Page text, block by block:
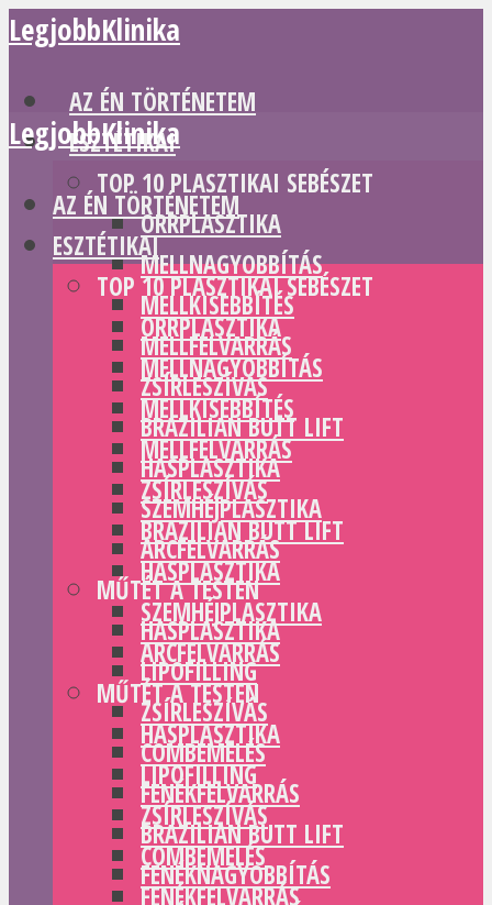
LegjobbKlinika
AZ ÉN TÖRTÉNETEM
ESZTÉTIKAI
TOP 10 PLASZTIKAI SEBÉSZET
ORRPLASZTIKA
MELLNAGYOBBÍTÁS
MELLKISEBBÍTÉS
MELLFELVARRÁS
ZSÍRLESZÍVÁS
BRAZILIAN BUTT LIFT
HASPLASZTIKA
SZEMHÉJPLASZTIKA
ARCFELVARRÁS
MŰTÉT A TESTEN
HASPLASZTIKA
LIPOFILLING
ZSÍRLESZÍVÁS
COMBEMELÉS
FENÉKFELVARRÁS
BRAZILIAN BUTT LIFT
FENÉKNAGYOBBÍTÁS
LegjobbKlinika
AZ ÉN TÖRTÉNETEM
ESZTÉTIKAI
TOP 10 PLASZTIKAI SEBÉSZET
ORRPLASZTIKA
MELLNAGYOBBÍTÁS
MELLKISEBBÍTÉS
MELLFELVARRÁS
ZSÍRLESZÍVÁS
BRAZILIAN BUTT LIFT
HASPLASZTIKA
SZEMHÉJPLASZTIKA
ARCFELVARRÁS
MŰTÉT A TESTEN
HASPLASZTIKA
LIPOFILLING
ZSÍRLESZÍVÁS
COMBEMELÉS
FENÉKFELVARRÁS